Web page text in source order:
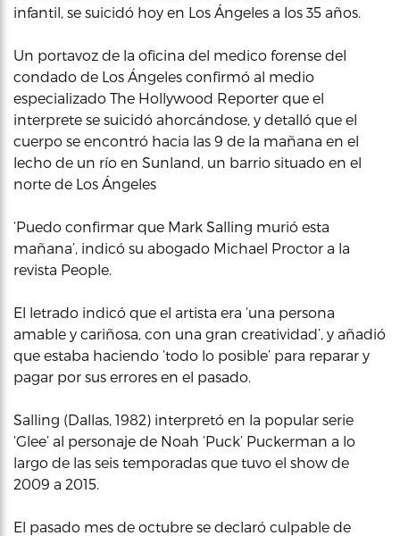
infantil, se suicidó hoy en Los Ángeles a los 35 años.
Un portavoz de la oficina del medico forense del
condado de Los Ángeles confirmó al medio
especializado The Hollywood Reporter que el
interprete se suicidó ahorcándose, y detalló que el
cuerpo se encontró hacia las 9 de la mañana en el
lecho de un río en Sunland, un barrio situado en el
norte de Los Ángeles
‘Puedo confirmar que Mark Salling murió esta
mañana’, indicó su abogado Michael Proctor a la
revista People.
El letrado indicó que el artista era ‘una persona
amable y cariñosa, con una gran creatividad’, y añadió
que estaba haciendo ‘todo lo posible’ para reparar y
pagar por sus errores en el pasado.
Salling (Dallas, 1982) interpretó en la popular serie
‘Glee’ al personaje de Noah ‘Puck’ Puckerman a lo
largo de las seis temporadas que tuvo el show de
2009 a 2015.
El pasado mes de octubre se declaró culpable de